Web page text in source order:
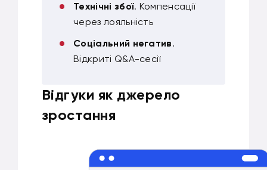
Технічні збої. Компенсації
через лояльність
Соціальний негатив.
Відкриті Q&A-сесії
Відгуки як джерело
зростання